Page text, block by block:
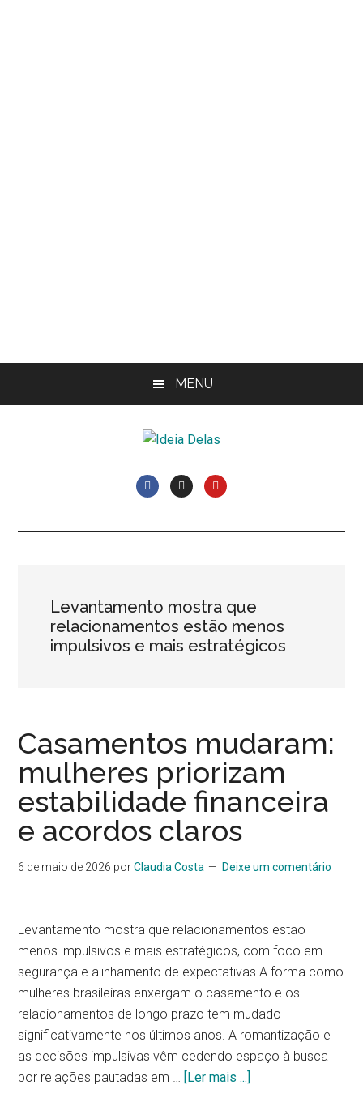
MENU
Levantamento mostra que
relacionamentos estão menos
impulsivos e mais estratégicos
Casamentos mudaram:
mulheres priorizam
estabilidade financeira
e acordos claros
6 de maio de 2026 porClaudia Costa Deixe um comentário
Levantamento mostra que relacionamentos estão
menos impulsivos e mais estratégicos, com foco em
segurança e alinhamento de expectativas A forma como
mulheres brasileiras enxergam o casamento e os
relacionamentos de longo prazo tem mudado
significativamente nos últimos anos. A romantização e
as decisões impulsivas vêm cedendo espaço à busca
por relações pautadas em … [Ler mais ...]